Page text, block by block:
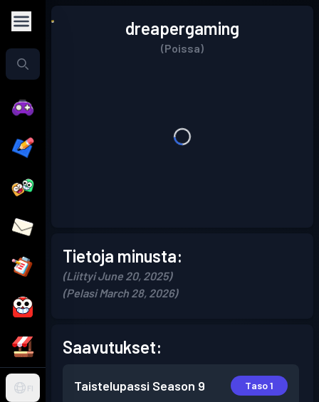
FI
dreapergaming
(Poissa)
Tietoja minusta:
(Liittyi June 20, 2025)
(Pelasi March 28, 2026)
Saavutukset:
Taistelupassi Season 9 Taso 1